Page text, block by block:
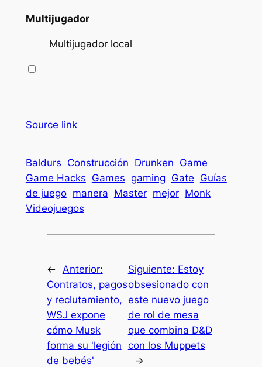
Multijugador
Multijugador local
Source link
Baldurs Construcción Drunken Game
Game Hacks Games gaming Gate Guías
de juego manera Master mejor Monk
Videojuegos
←
Anterior:
Contratos, pagos
y reclutamiento,
WSJ expone
cómo Musk
forma su 'legión
de bebés'
Siguiente: Estoy
obsesionado con
este nuevo juego
de rol de mesa
que combina D&D
con los Muppets
→